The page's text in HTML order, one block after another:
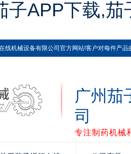
子APP下载,
机械设备有限公司官方网站!客户对每件产品的
广州茄
司
专注制药机械